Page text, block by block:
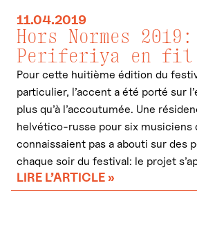
11.04.2019
Hors Normes 2019:
Periferiya en fil
Pour cette huitième édition du
particulier, l’accent a été porté sur
plus qu’à l’accoutumée. Une
helvético-russe pour six musiciens
connaissaient pas a abouti sur des
chaque soir du festival: le projet
LIRE L’ARTICLE »